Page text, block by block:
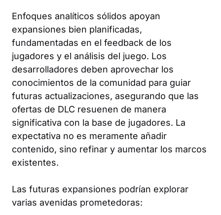
Enfoques analíticos sólidos apoyan
expansiones bien planificadas,
fundamentadas en el feedback de los
jugadores y el análisis del juego. Los
desarrolladores deben aprovechar los
conocimientos de la comunidad para guiar
futuras actualizaciones, asegurando que las
ofertas de DLC resuenen de manera
significativa con la base de jugadores. La
expectativa no es meramente añadir
contenido, sino refinar y aumentar los marcos
existentes.
Las futuras expansiones podrían explorar
varias avenidas prometedoras: